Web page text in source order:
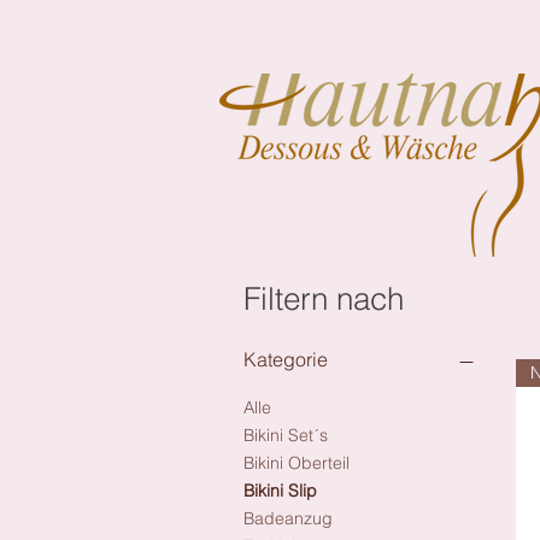
Filtern nach
Kategorie
Alle
Bikini Set´s
Bikini Oberteil
Bikini Slip
Badeanzug